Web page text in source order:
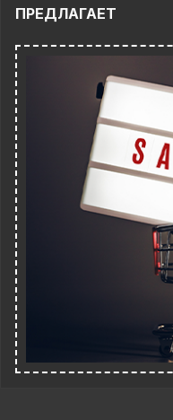
ПРЕДЛАГАЕТ